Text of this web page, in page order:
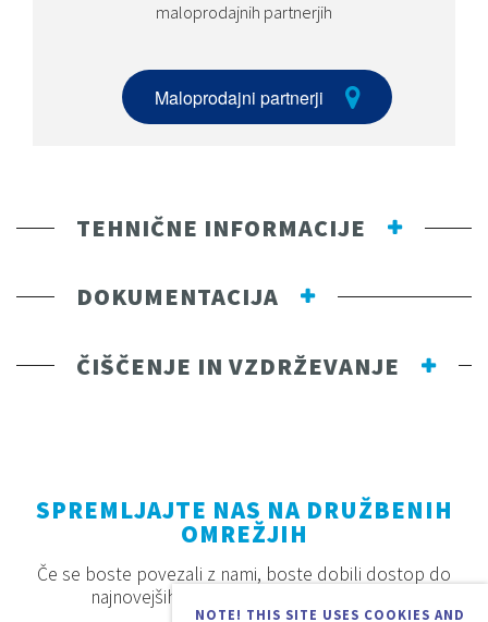
maloprodajnih partnerjih
Maloprodajni partnerji
TEHNIČNE INFORMACIJE
DOKUMENTACIJA
ČIŠČENJE IN VZDRŽEVANJE
NOTE! THIS SITE USES COOKIES AND
SPREMLJAJTE NAS NA DRUŽBENIH
OMREŽJIH
Če se boste povezali z nami, boste dobili dostop do
najnovejših proizvodov, akcij in novosti.